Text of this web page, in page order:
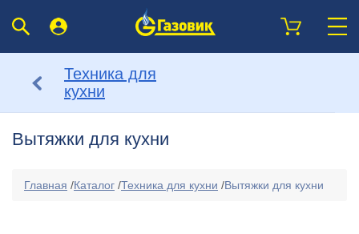
Техника для
кухни
Вытяжки для кухни
Главная /Каталог /Техника для кухни /Вытяжки для кухни